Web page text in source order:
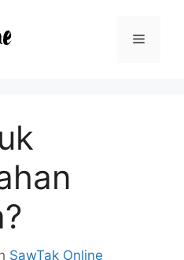
Menu
SawTak Online